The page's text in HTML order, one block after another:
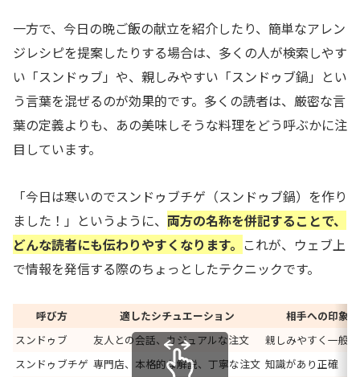
一方で、今日の晩ご飯の献立を紹介したり、簡単なアレン
ジレシピを提案したりする場合は、多くの人が検索しやす
い「スンドゥブ」や、親しみやすい「スンドゥブ鍋」とい
う言葉を混ぜるのが効果的です。多くの読者は、厳密な言
葉の定義よりも、あの美味しそうな料理をどう呼ぶかに注
目しています。
「今日は寒いのでスンドゥブチゲ（スンドゥブ鍋）を作り
ました！」というように、 両方の名称を併記することで、
どんな読者にも伝わりやすくなります。 これが、ウェブ上
で情報を発信する際のちょっとしたテクニックです。
呼び方 適したシチュエーション
相手への印象
スンドゥブ
友人との会話、カジュアルな注文
親しみやすく一般的
スンドゥブチゲ 専門店、本格的な解説、丁寧な注文 知識があり正確